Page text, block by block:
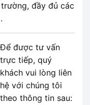
đầy đủ các
Để được tư vấn
trực tiếp, quý
khách vui lòng liên
hệ với chúng tôi
theo thông tin sau: